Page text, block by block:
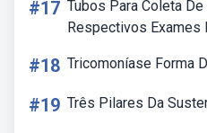
#17 Tubos Para Coleta De
Respectivos Exames
#18 Tricomoníase Forma
#19 Três Pilares Da